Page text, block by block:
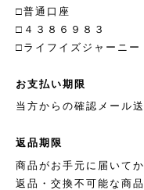
□普通口座
□４３８６９８３
□ライフイズジャーニー
お支払い期限
当方からの確認メール
返品期限
商品がお手元に届いて
返品・交換不可能な商